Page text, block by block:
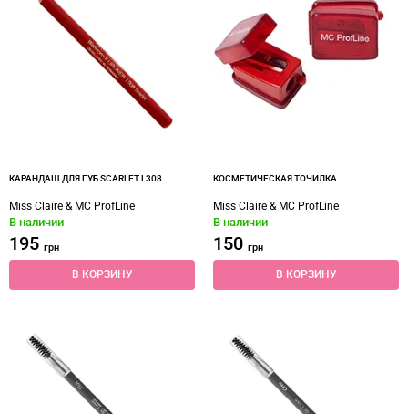
КАРАНДАШ ДЛЯ ГУБ SCARLET L308
Miss Claire & MC ProfLine
В наличии
195 грн
В КОРЗИНУ
КОСМЕТИЧЕСКАЯ ТОЧИЛКА
Miss Claire & MC ProfLine
В наличии
150 грн
В КОРЗИНУ